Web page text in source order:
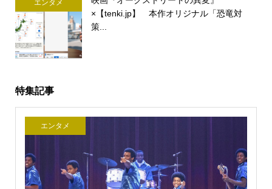
エンタメ
×【tenki.jp】 本作オリジナル「恐竜対
策...
特集記事
エンタメ